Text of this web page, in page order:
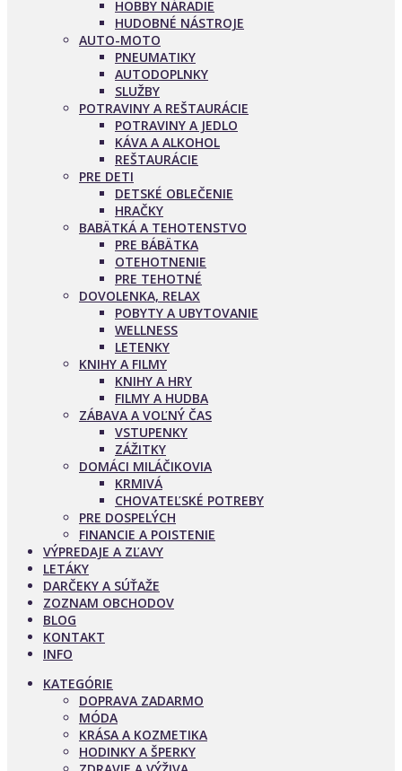
HOBBY NÁRADIE
HUDOBNÉ NÁSTROJE
AUTO-MOTO
PNEUMATIKY
AUTODOPLNKY
SLUŽBY
POTRAVINY A REŠTAURÁCIE
POTRAVINY A JEDLO
KÁVA A ALKOHOL
REŠTAURÁCIE
PRE DETI
DETSKÉ OBLEČENIE
HRAČKY
BABÄTKÁ A TEHOTENSTVO
PRE BÁBÄTKA
OTEHOTNENIE
PRE TEHOTNÉ
DOVOLENKA, RELAX
POBYTY A UBYTOVANIE
WELLNESS
LETENKY
KNIHY A FILMY
KNIHY A HRY
FILMY A HUDBA
ZÁBAVA A VOĽNÝ ČAS
VSTUPENKY
ZÁŽITKY
DOMÁCI MILÁČIKOVIA
KRMIVÁ
CHOVATEĽSKÉ POTREBY
PRE DOSPELÝCH
FINANCIE A POISTENIE
VÝPREDAJE A ZĽAVY
LETÁKY
DARČEKY A SÚŤAŽE
ZOZNAM OBCHODOV
BLOG
KONTAKT
INFO
KATEGÓRIE
DOPRAVA ZADARMO
MÓDA
KRÁSA A KOZMETIKA
HODINKY A ŠPERKY